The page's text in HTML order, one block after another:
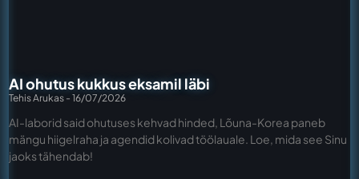
AI ohutus kukkus eksamil läbi
Tehis Arukas 16/07/2026
AI-laborid said ohutuses kehvad hinded, Lõuna-Korea paneb
mängu hiigelraha ja agendid kolivad töölauale. Loe, mida see Sinu
jaoks tähendab!